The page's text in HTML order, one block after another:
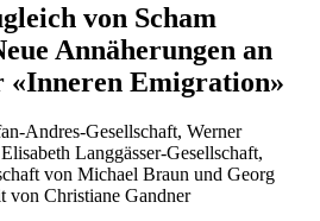
von Scham
Annäherungen an
Emigration»
Andres-Gesellschaft, Werner
Langgässer-Gesellschaft,
von Michael Braun und Georg
von Christiane Gandner